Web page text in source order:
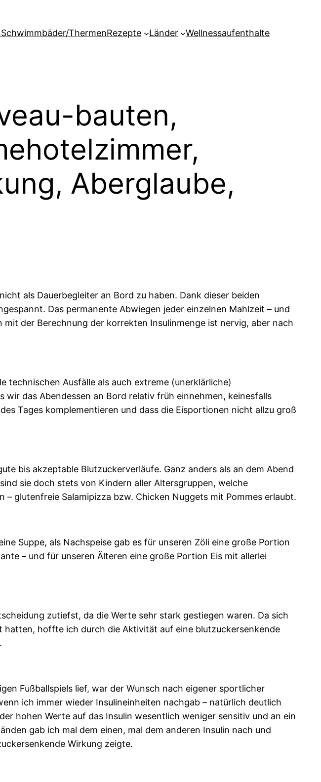
Schwimmbäder/ThermenRezepte Länder Wellnessaufenthalte
bauten,
Aberglaube,
als Dauerbegleiter an Bord zu haben. Dank dieser beiden
Das permanente Abwiegen jeder einzelnen Mahlzeit – und
der Berechnung der korrekten Insulinmenge ist nervig, aber nach
technischen Ausfälle als auch extreme (unerklärliche)
das Abendessen an Bord relativ früh einnehmen, keinesfalls
Tages komplementieren und dass die Eisportionen nicht allzu groß
bis akzeptable Blutzuckerverläufe. Ganz anders als an dem Abend
sie doch stets von Kindern aller Altersgruppen, welche
glutenfreie Salamipizza bzw. Chicken Nuggets mit Pommes erlaubt.
Suppe, als Nachspeise gab es für unseren Zöli eine große Portion
– und für unseren Älteren eine große Portion Eis mit allerlei
zutiefst, da die Werte sehr stark gestiegen waren. Da sich
hatten, hoffte ich durch die Aktivität auf eine blutzuckersenkende
Fußballspiels lief, war der Wunsch nach eigener sportlicher
ich immer wieder Insulineinheiten nachgab – natürlich deutlich
hohen Werte auf das Insulin wesentlich weniger sensitiv und an ein
gab ich mal dem einen, mal dem anderen Insulin nach und
Wirkung zeigte.